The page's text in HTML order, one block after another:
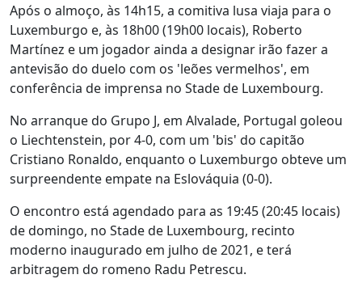
Após o almoço, às 14h15, a comitiva lusa viaja para o
Luxemburgo e, às 18h00 (19h00 locais), Roberto
Martínez e um jogador ainda a designar irão fazer a
antevisão do duelo com os 'leões vermelhos', em
conferência de imprensa no Stade de Luxembourg.
No arranque do Grupo J, em Alvalade, Portugal goleou
o Liechtenstein, por 4-0, com um 'bis' do capitão
Cristiano Ronaldo, enquanto o Luxemburgo obteve um
surpreendente empate na Eslováquia (0-0).
O encontro está agendado para as 19:45 (20:45 locais)
de domingo, no Stade de Luxembourg, recinto
moderno inaugurado em julho de 2021, e terá
arbitragem do romeno Radu Petrescu.